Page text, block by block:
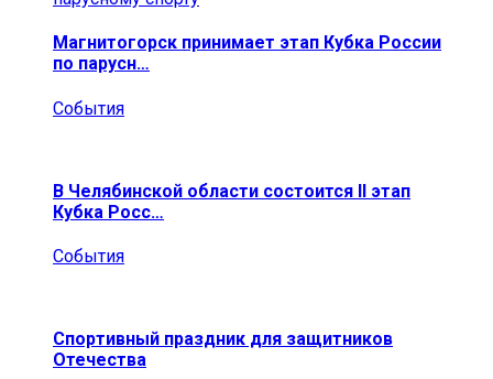
Магнитогорск принимает этап Кубка России
по парусн…
События
В Челябинской области состоится II этап
Кубка Росс…
События
Спортивный праздник для защитников
Отечества